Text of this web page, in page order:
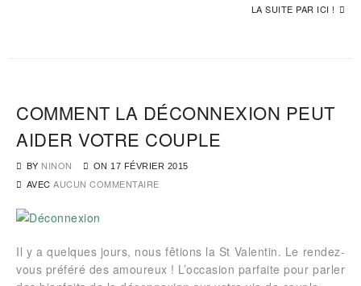
LA SUITE PAR ICI !
COMMENT LA DÉCONNEXION PEUT
AIDER VOTRE COUPLE
BY NINON ON 17 FÉVRIER 2015
AVEC AUCUN COMMENTAIRE
Il y a quelques jours, nous fêtions la St Valentin. Le rendez-
vous préféré des amoureux ! L’occasion parfaite pour parler